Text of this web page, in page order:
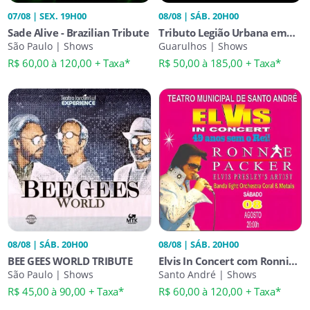
07/08 | SEX. 19H00
Sade Alive - Brazilian Tribute
São Paulo | Shows
R$ 60,00 à 120,00 + Taxa*
08/08 | SÁB. 20H00
Tributo Legião Urbana em
Guarulhos - Banda Monte
Castelo
Guarulhos | Shows
R$ 50,00 à 185,00 + Taxa*
08/08 | SÁB. 20H00
BEE GEES WORLD TRIBUTE
São Paulo | Shows
R$ 45,00 à 90,00 + Taxa*
08/08 | SÁB. 20H00
Elvis In Concert com Ronnie
Packer - 49 Anos Sem o Rei!
Santo André | Shows
R$ 60,00 à 120,00 + Taxa*